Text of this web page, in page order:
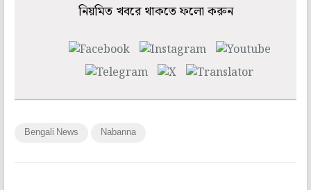
নিয়মিত খবরে থাকতে ফলো করুন
Bengali News Nabanna